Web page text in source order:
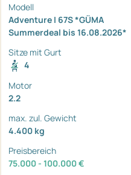
Modell
Adventure I 67S *GÜMA
Summerdeal bis 16.08.2026*
Sitze mit Gurt
4
Motor
2.2
max. zul. Gewicht
4.400 kg
Preisbereich
75.000 - 100.000 €